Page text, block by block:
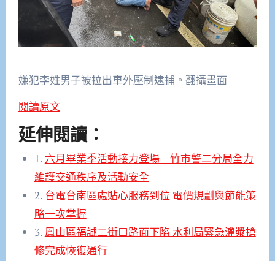
嫌犯李姓男子被拉出車外壓制逮捕。翻攝畫面
閱讀原文
延伸閱讀：
1. 六月畢業季活動接力登場 竹市警二分局全力
維護交通秩序及活動安全
2. 台電台南區處貼心服務到位 電價規劃與節能策
略一次掌握
3. 鳳山區福誠二街口路面下陷 水利局緊急灌漿搶
修完成恢復通行